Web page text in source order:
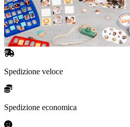
Spedizione veloce
Spedizione economica